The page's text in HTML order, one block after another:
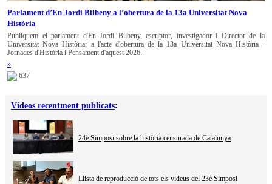
Parlament d’En Jordi Bilbeny a l’obertura de la 13a Universitat Nova
Història
Publiquem el parlament d'En Jordi Bilbeny, escriptor, investigador i Director de la
Universitat Nova Història; a l'acte d'obertura de la 13a Universitat Nova Història -
Jornades d'Història i Pensament d'aquest 2026.
»
637
Vídeos recentment publicats:
24è Simposi sobre la història censurada de Catalunya
Llista de reproducció de tots els videus del 23è Simposi